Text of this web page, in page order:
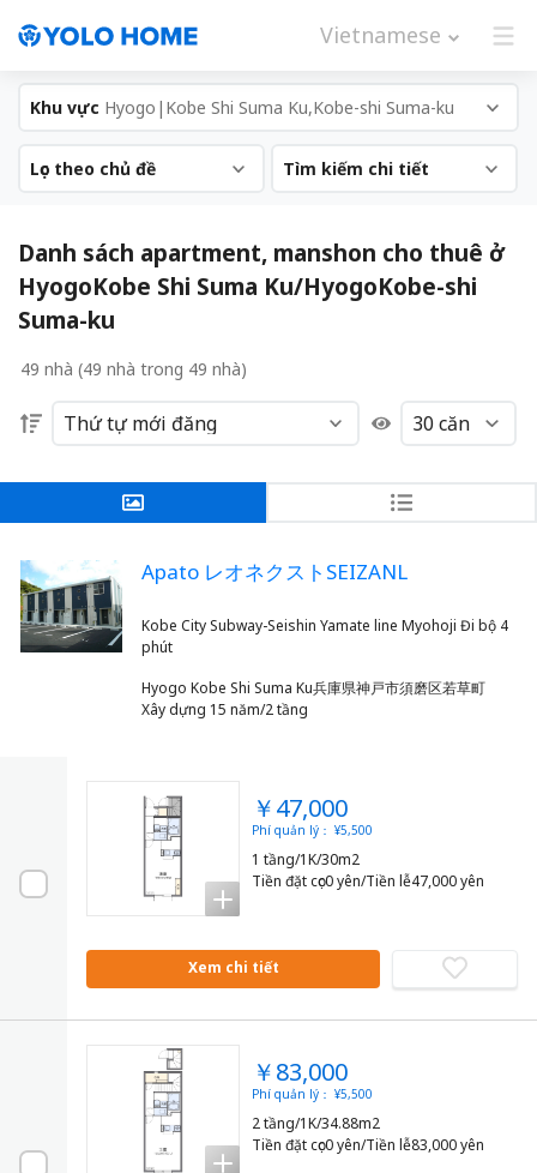
Vietnamese
Khu vực Hyogo|Kobe Shi Suma Ku,Kobe-shi Suma-ku
Lọc theo chủ đề Tìm kiếm chi tiết
Danh sách apartment, manshon cho thuê ở
HyogoKobe Shi Suma Ku/HyogoKobe-shi
Suma-ku
49 nhà (49 nhà trong 49 nhà)
Apato レオネクストSEIZANL
Kobe City Subway-Seishin Yamate line Myohoji Đi bộ 4
Hyogo Kobe Shi Suma Ku兵庫県神戸市須磨区若草町
Xây dựng 15 năm/2 tầng
￥47,000
Phí quản lý： ¥5,500
1 tầng/1K/30m2
Tiền đặt cọc0 yên/Tiền lễ47,000 yên
Xem chi tiết
￥83,000
Phí quản lý： ¥5,500
2 tầng/1K/34.88m2
Tiền đặt cọc0 yên/Tiền lễ83,000 yên